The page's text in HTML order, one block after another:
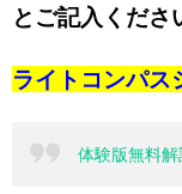
とご記入くださ
ライトコンパス
体験版無料解